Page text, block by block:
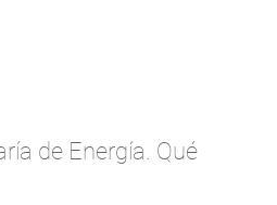
de Energía. Qué